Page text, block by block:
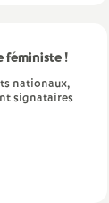
féministe!
nationaux,
signataires